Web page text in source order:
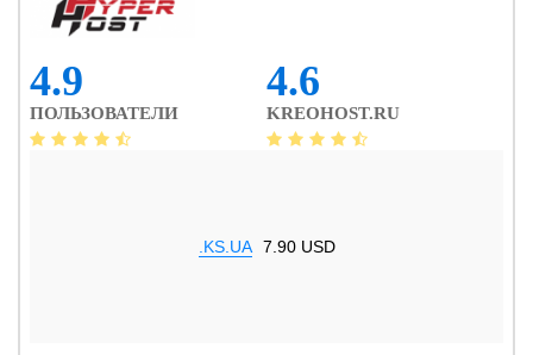
4.9
ПОЛЬЗОВАТЕЛИ
4.6
KREOHOST.RU
.KS.UA 7.90 USD